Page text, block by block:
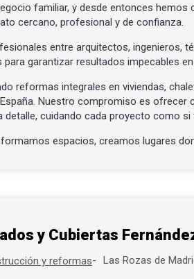
familiar, y desde entonces hemos
cercano, profesional y de confianza.
entre arquitectos, ingenieros,
para garantizar resultados impecables
reformas integrales en viviendas,
Nuestro compromiso es ofrecer
detalle, cuidando cada proyecto como si
espacios, creamos lugares
y Cubiertas
y reformas Las Rozas de